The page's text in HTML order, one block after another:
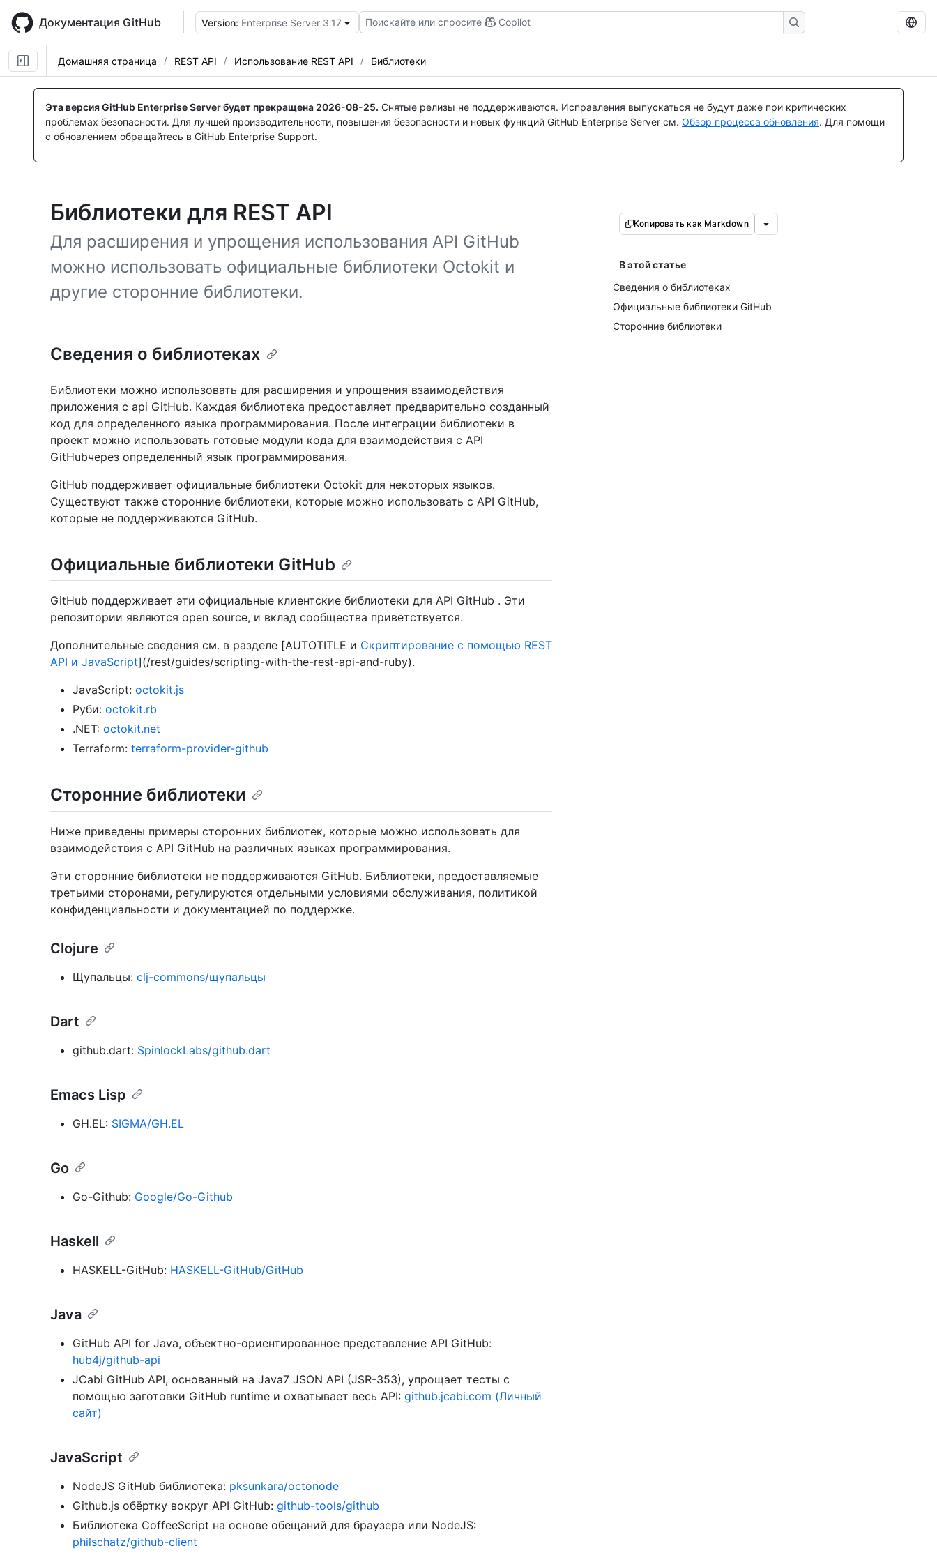
main
content
Документация GitHub Version: Enterprise Server 3.17 Поискайте или спросите Copilot
Домашняя страница REST API Использование REST API Библиотеки
Эта версия GitHub Enterprise Server будет прекращена 2026-08-25. Снятые релизы не поддерживаются. Исправления выпускаться не будут даже при критических
проблемах безопасности. Для лучшей производительности, повышения безопасности и новых функций GitHub Enterprise Server см. Обзор процесса обновления. Для помощи
с обновлением обращайтесь в GitHub Enterprise Support.
Библиотеки для REST API
Для расширения и упрощения использования API GitHub
можно использовать официальные библиотеки Octokit и
другие сторонние библиотеки.
Копировать как Markdown
В этой статье
Сведения о библиотеках
Официальные библиотеки GitHub
Сторонние библиотеки
Сведения о библиотеках
Библиотеки можно использовать для расширения и упрощения взаимодействия
приложения с api GitHub. Каждая библиотека предоставляет предварительно созданный
код для определенного языка программирования. После интеграции библиотеки в
проект можно использовать готовые модули кода для взаимодействия с API
GitHubчерез определенный язык программирования.
GitHub поддерживает официальные библиотеки Octokit для некоторых языков.
Существуют также сторонние библиотеки, которые можно использовать с API GitHub,
которые не поддерживаются GitHub.
Официальные библиотеки GitHub
GitHub поддерживает эти официальные клиентские библиотеки для API GitHub . Эти
репозитории являются open source, и вклад сообщества приветствуется.
Дополнительные сведения см. в разделе [AUTOTITLE и Скриптирование с помощью REST
API и JavaScript](/rest/guides/scripting-with-the-rest-api-and-ruby).
JavaScript: octokit.js
Руби: octokit.rb
.NET: octokit.net
Terraform: terraform-provider-github
Сторонние библиотеки
Ниже приведены примеры сторонних библиотек, которые можно использовать для
взаимодействия с API GitHub на различных языках программирования.
Эти сторонние библиотеки не поддерживаются GitHub. Библиотеки, предоставляемые
третьими сторонами, регулируются отдельными условиями обслуживания, политикой
конфиденциальности и документацией по поддержке.
Clojure
Щупальцы: clj-commons/щупальцы
Dart
github.dart: SpinlockLabs/github.dart
Emacs Lisp
GH.EL: SIGMA/GH.EL
Go
Go-Github: Google/Go-Github
Haskell
HASKELL-GitHub: HASKELL-GitHub/GitHub
Java
GitHub API for Java, объектно-ориентированное представление API GitHub:
hub4j/github-api
JCabi GitHub API, основанный на Java7 JSON API (JSR-353), упрощает тесты с
помощью заготовки GitHub runtime и охватывает весь API: github.jcabi.com (Личный
сайт)
JavaScript
NodeJS GitHub библиотека: pksunkara/octonode
Github.js обёртку вокруг API GitHub: github-tools/github
Библиотека CoffeeScript на основе обещаний для браузера или NodeJS:
philschatz/github-client